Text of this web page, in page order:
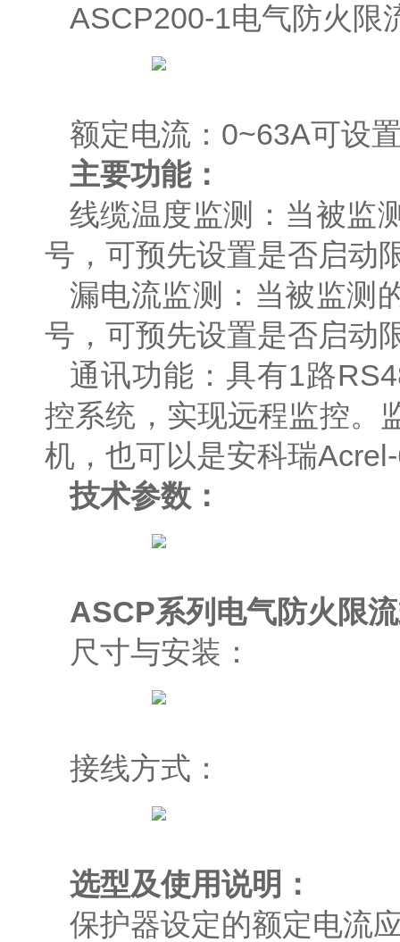
ASCP200-1电气防火限
额定电流：0~63A可设
主要功能：
线缆温度监测：当被监
号，可预先设置是否启动
漏电流监测：当被监测
号，可预先设置是否启动
通讯功能：具有1路
控系统，实现远程监控
机，也可以是安科瑞
技术参数：
ASCP系列电气防火限
尺寸与安装：
接线方式：
选型及使用说明：
保护器设定的额定电流